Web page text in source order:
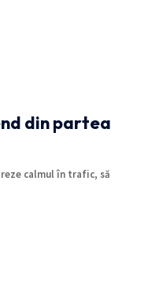
din partea
calmul în trafic, să